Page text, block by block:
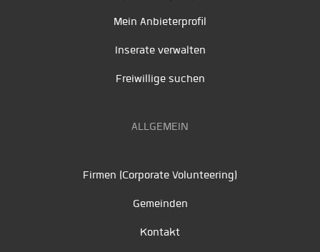
Mein Anbieterprofil
Inserate verwalten
Freiwillige suchen
ALLGEMEIN
Firmen (Corporate Volunteering)
Gemeinden
Kontakt